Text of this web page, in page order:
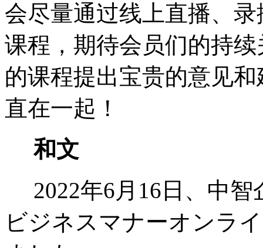
会尽量通过线上直播、
课程，期待会员们的持
的课程提出宝贵的意见
直在一起！
和文
2022年6月16日、中
ビジネスマナーオンラ